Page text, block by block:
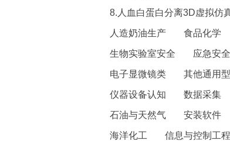
8.人血白蛋白分离3D虚拟仿
人造奶油生产 食品化学
生物实验室安全 应急安
电子显微镜类 其他通用
仪器设备认知 数据采集
石油与天然气 安装软件
海洋化工 信息与控制工程